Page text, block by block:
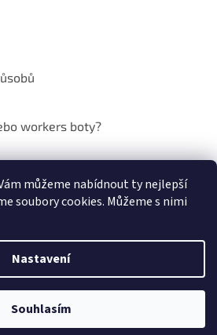
můžeme nabídnout ty nejlepší
soubory cookies. Můžeme s nimi
Nastavení
Souhlasím
workers boty?
Vytvořil Shoptet
BOTA. Všechna práva vyhrazena.